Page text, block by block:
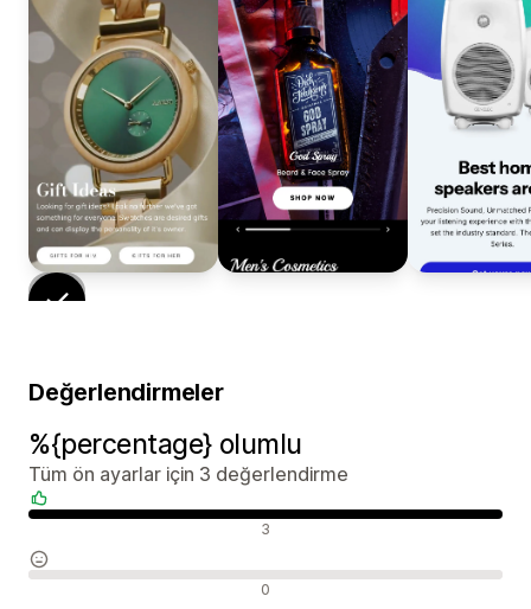
Değerlendirmeler
%{percentage} olumlu
Tüm ön ayarlar için 3 değerlendirme
3
0